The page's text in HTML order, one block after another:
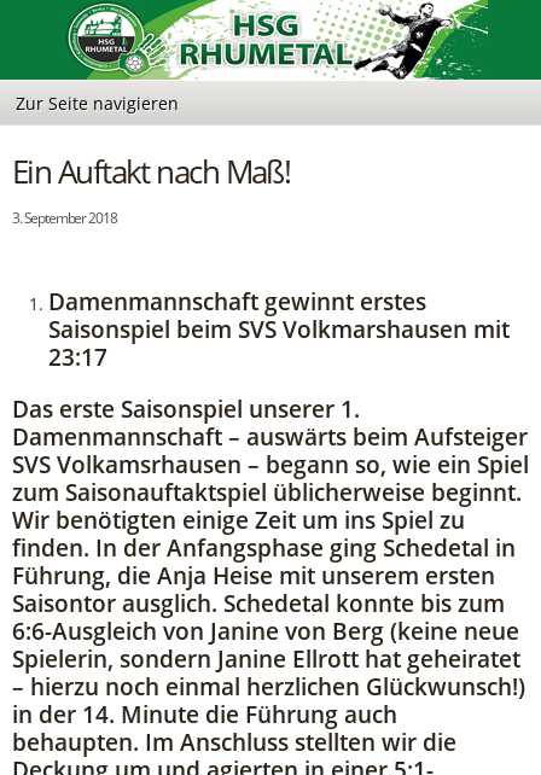
Ein Auftakt nach Maß!
3. September 2018
Damenmannschaft gewinnt erstes
Saisonspiel beim SVS Volkmarshausen mit
23:17
Das erste Saisonspiel unserer 1.
Damenmannschaft – auswärts beim Aufsteiger
SVS Volkamsrhausen – begann so, wie ein Spiel
zum Saisonauftaktspiel üblicherweise beginnt.
Wir benötigten einige Zeit um ins Spiel zu
finden. In der Anfangsphase ging Schedetal in
Führung, die Anja Heise mit unserem ersten
Saisontor ausglich. Schedetal konnte bis zum
6:6-Ausgleich von Janine von Berg (keine neue
Spielerin, sondern Janine Ellrott hat geheiratet
– hierzu noch einmal herzlichen Glückwunsch!)
in der 14. Minute die Führung auch
behaupten. Im Anschluss stellten wir die